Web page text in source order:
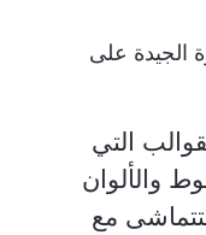
الجيدة على
التي
والألوان
مع